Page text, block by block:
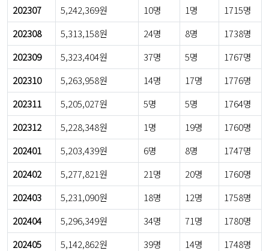
202307
5,242,369원 10명 1명
1715명
202308
5,313,158원 24명 8명
1738명
202309
5,323,404원 37명 5명
1767명
202310
5,263,958원 14명 17명
1776명
202311
5,205,027원 5명 5명
1764명
202312
5,228,348원 1명 19명
1760명
202401
5,203,439원 6명 8명
1747명
202402
5,277,821원 21명 20명
1760명
202403
5,231,090원 18명 12명
1758명
202404
5,296,349원 34명 71명
1780명
202405
5,142,862원 39명 14명
1748명